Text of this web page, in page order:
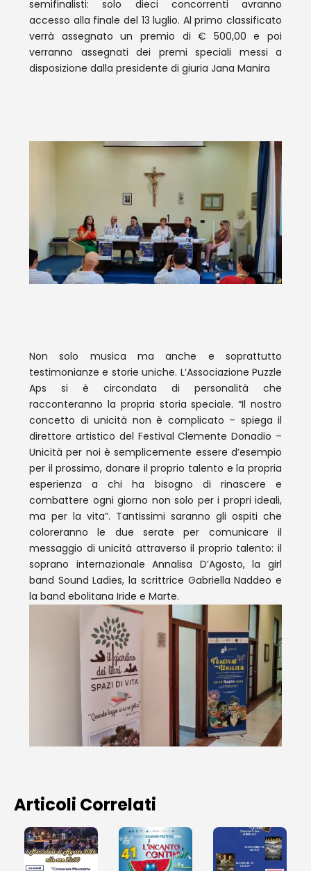
semifinalisti: solo dieci concorrenti avranno
accesso alla finale del 13 luglio. Al primo classificato
verrà assegnato un premio di € 500,00 e poi
verranno assegnati dei premi speciali messi a
disposizione dalla presidente di giuria Jana Manira
Non solo musica ma anche e soprattutto
testimonianze e storie uniche. L’Associazione Puzzle
Aps si è circondata di personalità che
racconteranno la propria storia speciale. “Il nostro
concetto di unicità non è complicato – spiega il
direttore artistico del Festival Clemente Donadio –
Unicità per noi è semplicemente essere d’esempio
per il prossimo, donare il proprio talento e la propria
esperienza a chi ha bisogno di rinascere e
combattere ogni giorno non solo per i propri ideali,
ma per la vita”. Tantissimi saranno gli ospiti che
coloreranno le due serate per comunicare il
messaggio di unicità attraverso il proprio talento: il
soprano internazionale Annalisa D’Agosto, la girl
band Sound Ladies, la scrittrice Gabriella Naddeo e
la band ebolitana Iride e Marte.
Articoli Correlati